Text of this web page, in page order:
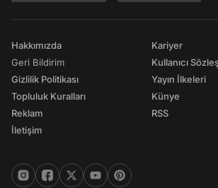
Hakkımızda
Geri Bildirim
Gizlilik Politikası
Topluluk Kuralları
Reklam
İletişim
Kariyer
Kullanıcı
Yayın İlkeleri
Künye
RSS